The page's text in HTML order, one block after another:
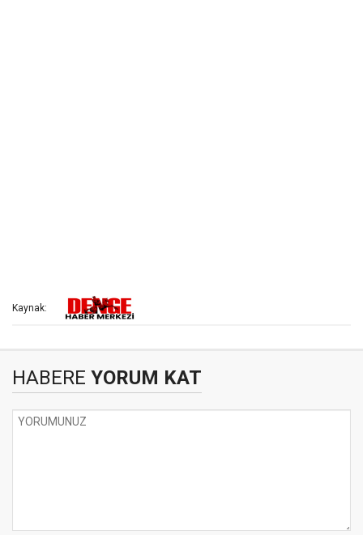
Kaynak:
HABERE YORUM KAT